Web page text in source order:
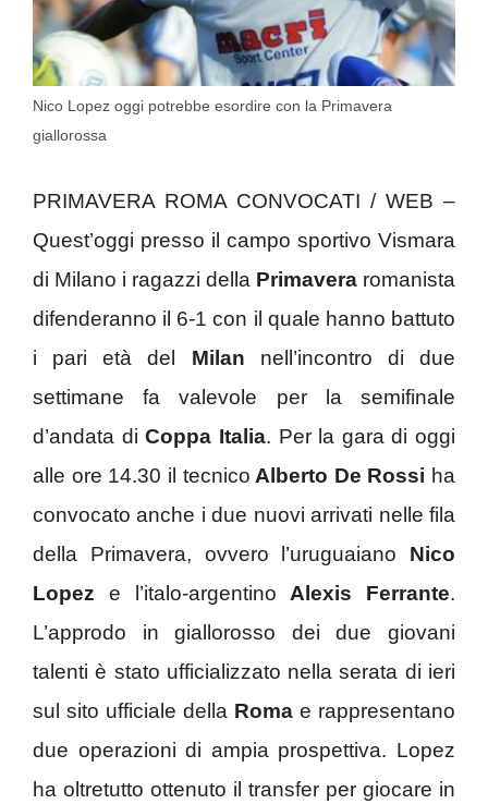
Nico Lopez oggi potrebbe esordire con la Primavera
giallorossa
PRIMAVERA ROMA CONVOCATI / WEB –
Quest’oggi presso il campo sportivo Vismara
di Milano i ragazzi della Primavera romanista
difenderanno il 6-1 con il quale hanno battuto
i pari età del Milan nell’incontro di due
settimane fa valevole per la semifinale
d’andata diCoppa Italia. Per la gara di oggi
alle ore 14.30 il tecnico Alberto De Rossi ha
convocato anche i due nuovi arrivati nelle fila
della Primavera, ovvero l’uruguaiano Nico
Lopez e l’italo-argentino Alexis Ferrante.
L’approdo in giallorosso dei due giovani
talenti è stato ufficializzato nella serata di ieri
sul sito ufficiale della Roma e rappresentano
due operazioni di ampia prospettiva. Lopez
ha oltretutto ottenuto il transfer per giocare in